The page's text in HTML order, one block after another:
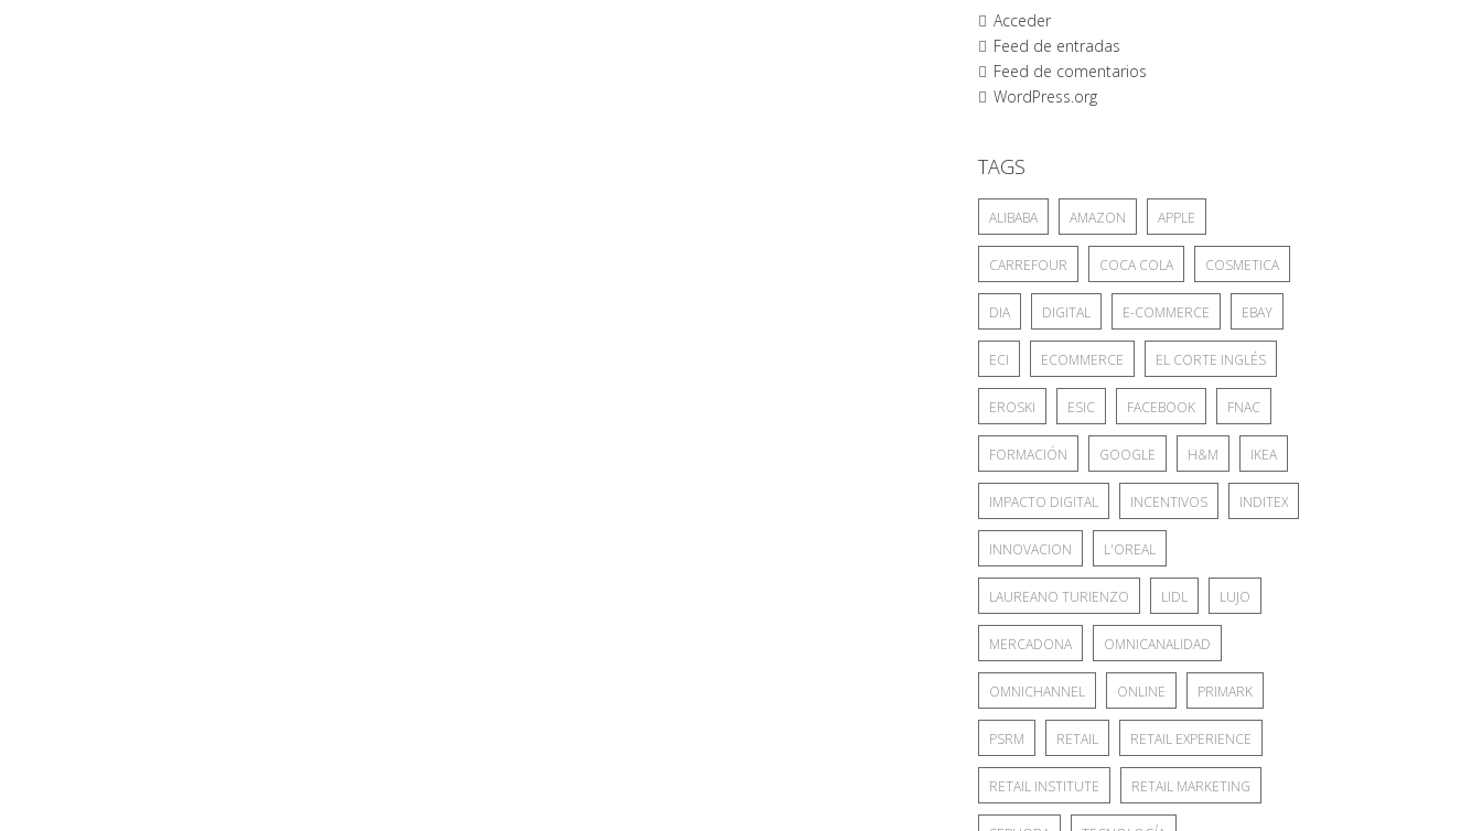
Acceder
Feed de entradas
Feed de comentarios
WordPress.org
TAGS
ALIBABA AMAZON APPLE
CARREFOUR COCA COLA COSMETICA
DIA DIGITAL E-COMMERCE EBAY
ECI ECOMMERCE EL CORTE INGLÉS
EROSKI ESIC FACEBOOK FNAC
FORMACIÓN GOOGLE H&M IKEA
IMPACTO DIGITAL INCENTIVOS INDITEX
INNOVACION L'OREAL
LAUREANO TURIENZO LIDL LUJO
MERCADONA OMNICANALIDAD
OMNICHANNEL ONLINE PRIMARK
PSRM RETAIL RETAIL EXPERIENCE
RETAIL INSTITUTE RETAIL MARKETING